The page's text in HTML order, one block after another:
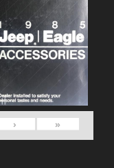
«
‹